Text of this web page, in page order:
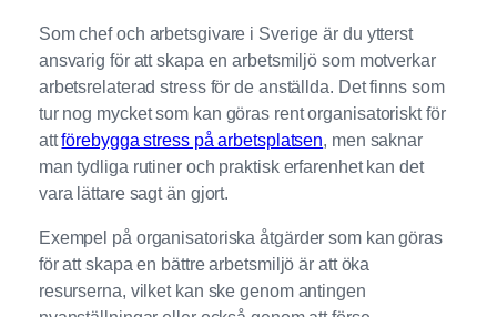
Som chef och arbetsgivare i Sverige är du ytterst
ansvarig för att skapa en arbetsmiljö som motverkar
arbetsrelaterad stress för de anställda. Det finns som
tur nog mycket som kan göras rent organisatoriskt för
attförebygga stress på arbetsplatsen, men saknar
man tydliga rutiner och praktisk erfarenhet kan det
vara lättare sagt än gjort.
Exempel på organisatoriska åtgärder som kan göras
för att skapa en bättre arbetsmiljö är att öka
resurserna, vilket kan ske genom antingen